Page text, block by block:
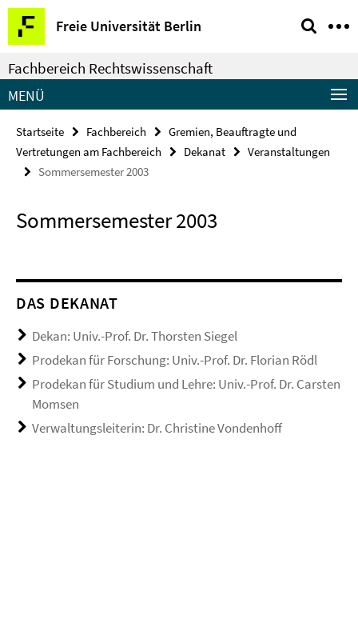
Springe
direkt
zu
Inhalt
Freie Universität Berlin
Service-
Navigation
Fachbereich Rechtswissenschaft
MENÜ
Startseite Fachbereich
Gremien, Beauftragte und
Vertretungen am Fachbereich
Dekanat
Veranstaltungen
Sommersemester 2003
Sommersemester 2003
DAS DEKANAT
Dekan: Univ.-Prof. Dr. Thorsten Siegel
Prodekan für Forschung: Univ.-Prof. Dr. Florian Rödl
Prodekan für Studium und Lehre: Univ.-Prof. Dr. Carsten
Momsen
Verwaltungsleiterin: Dr. Christine Vondenhoff